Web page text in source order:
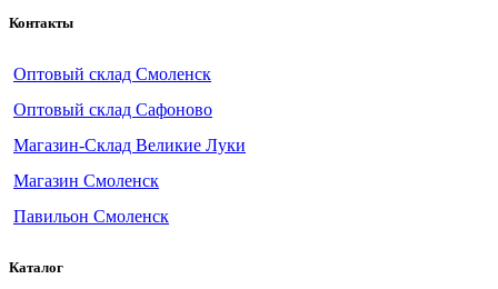
Контакты
Оптовый склад Смоленск
Оптовый склад Сафоново
Магазин-Склад Великие Луки
Магазин Смоленск
Павильон Смоленск
Каталог